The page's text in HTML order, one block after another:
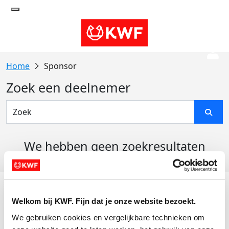
Welkom bij KWF. Fijn dat je onze website bezoekt.
We gebruiken cookies en vergelijkbare technieken om
Sponsor
Zoek een deelnemer
We hebben geen zoekresultaten
Actiematerialen
Evenementen